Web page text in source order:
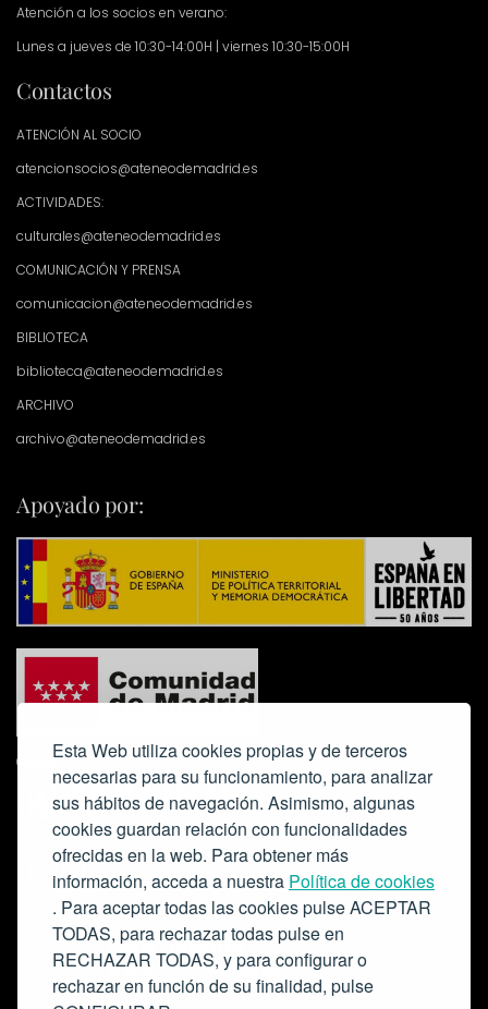
Esta Web utiliza cookies propias y de terceros
necesarias para su funcionamiento, para analizar
sus hábitos de navegación. Asimismo, algunas
cookies guardan relación con funcionalidades
ofrecidas en la web. Para obtener más
información, acceda a nuestra Política de cookies
. Para aceptar todas las cookies pulse ACEPTAR
TODAS, para rechazar todas pulse en
RECHAZAR TODAS, y para configurar o
rechazar en función de su finalidad, pulse
Atención a los socios en verano:
Lunes a jueves de 10:30-14:00H | viernes 10:30-15:00H
Contactos
ATENCIÓN AL SOCIO
atencionsocios@ateneodemadrid.es
ACTIVIDADES:
culturales@ateneodemadrid.es
COMUNICACIÓN Y PRENSA
comunicacion@ateneodemadrid.es
BIBLIOTECA
biblioteca@ateneodemadrid.es
ARCHIVO
archivo@ateneodemadrid.es
Apoyado por:
Colabora: